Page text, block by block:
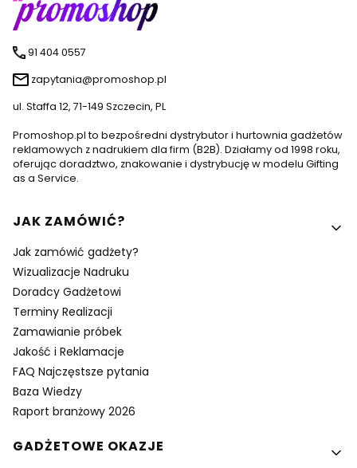
91 404 0557
zapytania@promoshop.pl
ul. Staffa 12, 71-149 Szczecin, PL
Promoshop.pl to bezpośredni dystrybutor i hurtownia gadżetów
reklamowych z nadrukiem dla firm (B2B). Działamy od 1998 roku,
oferując doradztwo, znakowanie i dystrybucję w modelu Gifting
as a Service.
Linki w stopce
JAK ZAMÓWIĆ?
Jak zamówić gadżety?
Wizualizacje Nadruku
Doradcy Gadżetowi
Terminy Realizacji
Zamawianie próbek
Jakość i Reklamacje
FAQ Najczęstsze pytania
Baza Wiedzy
Raport branżowy 2026
GADŻETOWE OKAZJE